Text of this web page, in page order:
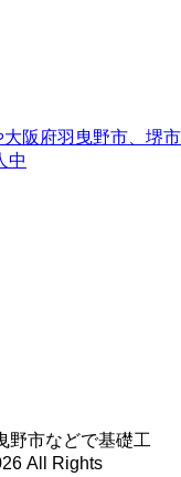
阪府羽曳野市、堺市
中
野市などで基礎工
All Rights